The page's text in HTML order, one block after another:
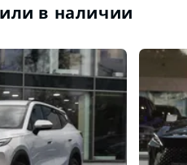
в наличии